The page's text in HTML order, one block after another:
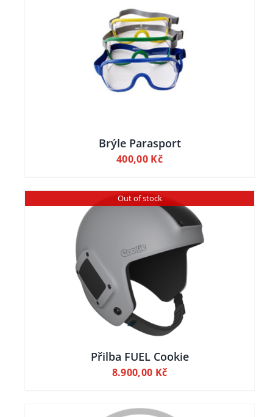
Brýle Parasport
400,00 Kč
Out of stock
Přilba FUEL Cookie
8.900,00 Kč